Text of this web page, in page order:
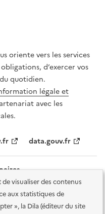
visualiser des contenus
aux statistiques de
», la Dila (éditeur du site
oriente vers les services
d’exercer vos
quotidien.
légale et
avec les
data.gouv.fr